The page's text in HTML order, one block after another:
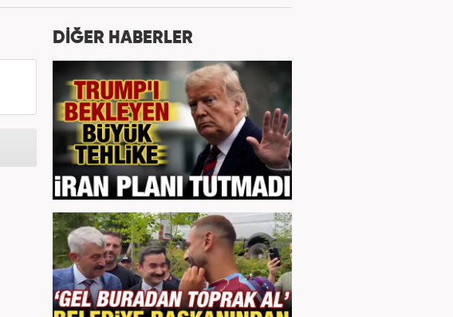
DİĞER HABERLER